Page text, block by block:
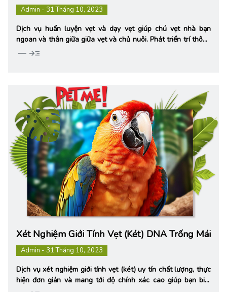
Admin - 31 Tháng 10, 2023
Dịch vụ huấn luyện vẹt và dạy vẹt giúp chú vẹt nhà bạn
ngoan và thân giữa giữa vẹt và chủ nuôi. Phát triển trí thông
minh tối đa của bé vẹt. Tăng cao giá trị 1 bé vẹt gấp nhiều
horizontal_rule read_more
Xét Nghiệm Giới Tính Vẹt (két) DNA Trống Mái
Admin - 31 Tháng 10, 2023
Dịch vụ xét nghiệm giới tính vẹt (két) uy tín chất lượng, thực
hiện đơn giản và mang tới độ chính xác cao giúp bạn biết